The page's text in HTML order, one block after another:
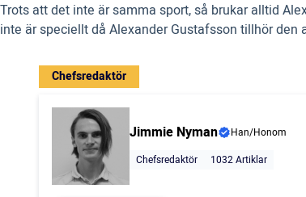
Trots att det inte är samma sport, så brukar alltid
inte är speciellt då Alexander Gustafsson tillhör den
Chefsredaktör
Jimmie Nyman
Han/Honom
Chefsredaktör
1032 Artiklar